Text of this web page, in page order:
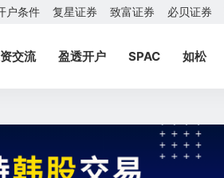
户条件 复星证券 致富证券 必贝证券
交流 盈透开户 SPAC 如松